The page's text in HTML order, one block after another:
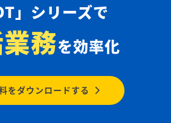
」シリーズで
務を効率化
をダウンロードする